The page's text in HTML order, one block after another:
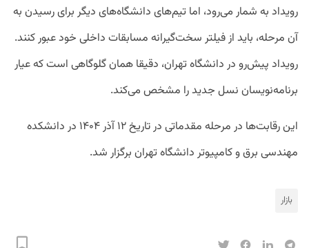
رویداد به شمار می‌رود، اما تیم‌های دانشگاه‌های دیگر برای رسیدن به
آن مرحله، باید از فیلتر سخت‌گیرانه مسابقات داخلی خود عبور کنند.
رویداد پیش‌رو در دانشگاه تهران، دقیقا همان گلوگاهی است که عیار
برنامه‌نویسان نسل جدید را مشخص می‌کند.
این رقابت‌ها در مرحله مقدماتی در تاریخ ۱۲ آذر ۱۴۰۴ در دانشکده
مهندسی برق و کامپیوتر دانشگاه تهران برگزار شد.
بازار